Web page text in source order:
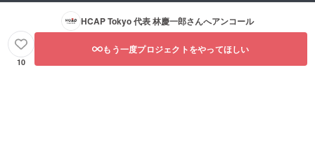
HCAP Tokyo 代表 林慶一郎さんへアンコール
10
もう一度プロジェクトをやってほしい